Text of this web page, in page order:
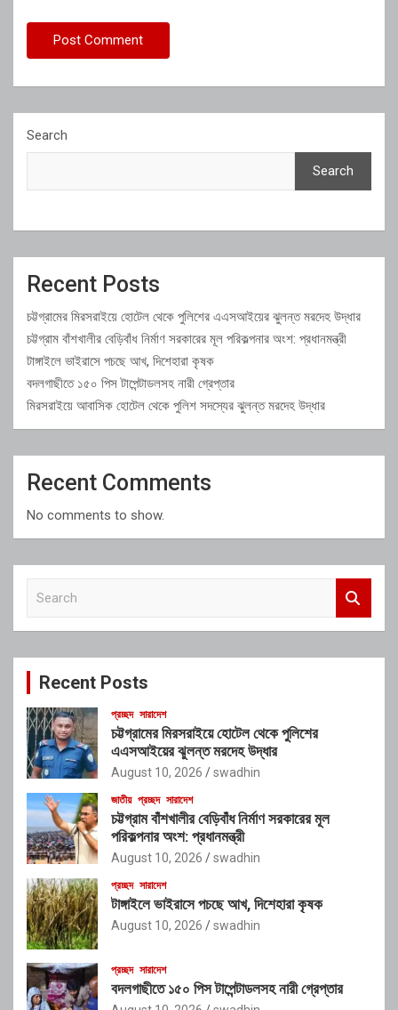
Search
Search
Recent Posts
চট্টগ্রামের মিরসরাইয়ে হোটেল থেকে পুলিশের এএসআইয়ের ঝুলন্ত মরদেহ উদ্ধার
চট্টগ্রাম বাঁশখালীর বেড়িবাঁধ নির্মাণ সরকারের মূল পরিকল্পনার অংশ: প্রধানমন্ত্রী
টাঙ্গাইলে ভাইরাসে পচছে আখ, দিশেহারা কৃষক
বদলগাছীতে ১৫০ পিস টাপেন্টাডলসহ নারী গ্রেপ্তার
মিরসরাইয়ে আবাসিক হোটেল থেকে পুলিশ সদস্যের ঝুলন্ত মরদেহ উদ্ধার
Recent Comments
No comments to show.
c
Recent Posts
প্রচ্ছদ সারাদেশ
চট্টগ্রামের মিরসরাইয়ে হোটেল থেকে পুলিশের
এএসআইয়ের ঝুলন্ত মরদেহ উদ্ধার
August 10, 2026 swadhin
জাতীয় প্রচ্ছদ সারাদেশ
চট্টগ্রাম বাঁশখালীর বেড়িবাঁধ নির্মাণ সরকারের মূল
পরিকল্পনার অংশ: প্রধানমন্ত্রী
August 10, 2026 swadhin
প্রচ্ছদ সারাদেশ
টাঙ্গাইলে ভাইরাসে পচছে আখ, দিশেহারা কৃষক
August 10, 2026 swadhin
প্রচ্ছদ সারাদেশ
বদলগাছীতে ১৫০ পিস টাপেন্টাডলসহ নারী গ্রেপ্তার